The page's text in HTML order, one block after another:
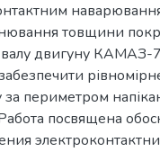
товщини
валу двигуну КАМАЗ-
за периметром
Работа посвящена